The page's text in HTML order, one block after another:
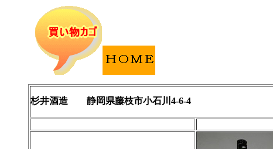
杉井酒造 静岡県藤枝市小石川4-6-4